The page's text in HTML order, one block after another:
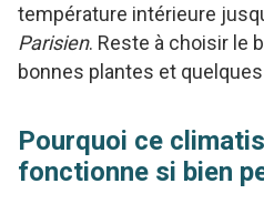
température intérieure
Parisien. Reste à choisir le
bonnes plantes et
Pourquoi ce
fonctionne si bien